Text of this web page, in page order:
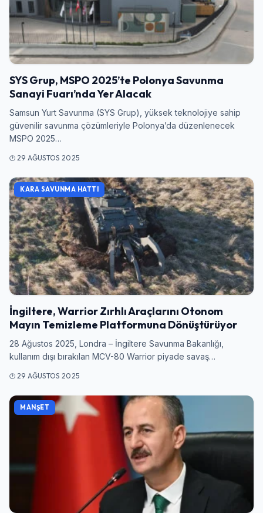
SYS Grup, MSPO 2025’te Polonya Savunma
Sanayi Fuarı’nda Yer Alacak
Samsun Yurt Savunma (SYS Grup), yüksek teknolojiye sahip
güvenilir savunma çözümleriyle Polonya’da düzenlenecek
MSPO 2025…
29 AĞUSTOS 2025
KARA SAVUNMA HATTI
İngiltere, Warrior Zırhlı Araçlarını Otonom
Mayın Temizleme Platformuna Dönüştürüyor
28 Ağustos 2025, Londra – İngiltere Savunma Bakanlığı,
kullanım dışı bırakılan MCV-80 Warrior piyade savaş…
29 AĞUSTOS 2025
MANŞET
Kullanıcı Adı veya E-posta
Şifre
Beni Hatırla Şifremi Unuttum